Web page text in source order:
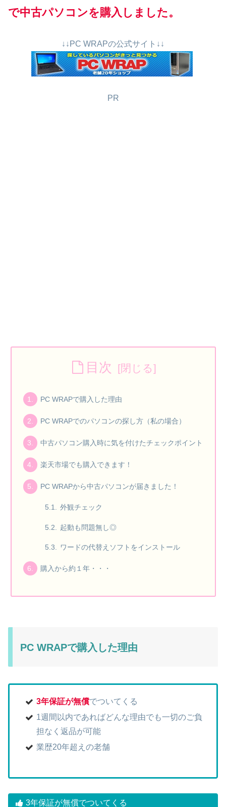
で中古パソコンを購入しました。
↓↓PC WRAPの公式サイト↓↓
PR
目次
PC WRAPで購入した理由
PC WRAPでのパソコンの探し方（私の場合）
中古パソコン購入時に気を付けたチェックポイント
楽天市場でも購入できます！
PC WRAPから中古パソコンが届きました！
外観チェック
起動も問題無し◎
ワードの代替えソフトをインストール
購入から約１年・・・
PC WRAPで購入した理由
3年保証が無償でついてくる
1週間以内であればどんな理由でも一切のご負
担なく返品が可能
業歴20年超えの老舗
3年保証が無償でついてくる